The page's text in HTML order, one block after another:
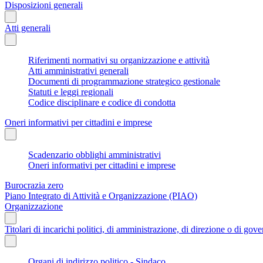
Disposizioni generali
Atti generali
Riferimenti normativi su organizzazione e attività
Atti amministrativi generali
Documenti di programmazione strategico gestionale
Statuti e leggi regionali
Codice disciplinare e codice di condotta
Oneri informativi per cittadini e imprese
Scadenzario obblighi amministrativi
Oneri informativi per cittadini e imprese
Burocrazia zero
Piano Integrato di Attività e Organizzazione (PIAO)
Organizzazione
Titolari di incarichi politici, di amministrazione, di direzione o di